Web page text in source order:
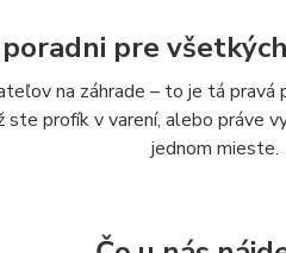
pre
na záhrade – to je tá pravá
ste profík v varení, alebo práve
jednom mieste.